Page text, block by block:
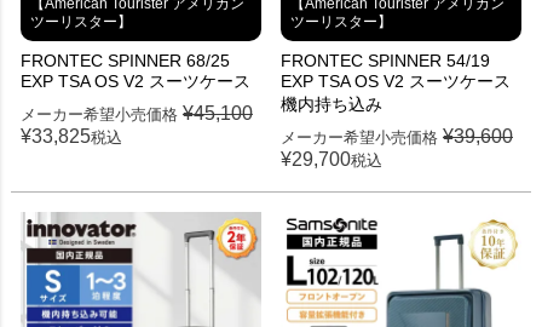
【American Tourister アメリカン
ツーリスター】
FRONTEC SPINNER 68/25
EXP TSA OS V2 スーツケース
メーカー希望小売価格 ¥45,100
¥33,825税込
【American Tourister アメリカン
ツーリスター】
FRONTEC SPINNER 54/19
EXP TSA OS V2 スーツケース
機内持ち込み
メーカー希望小売価格 ¥39,600
¥29,700税込